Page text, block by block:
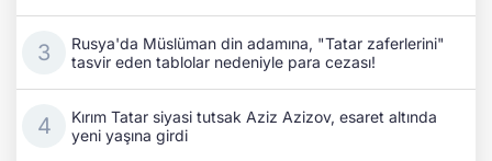
Rusya'da Müslüman din adamına, "Tatar zaferlerini"
tasvir eden tablolar nedeniyle para cezası!
Kırım Tatar siyasi tutsak Aziz Azizov, esaret altında
yeni yaşına girdi